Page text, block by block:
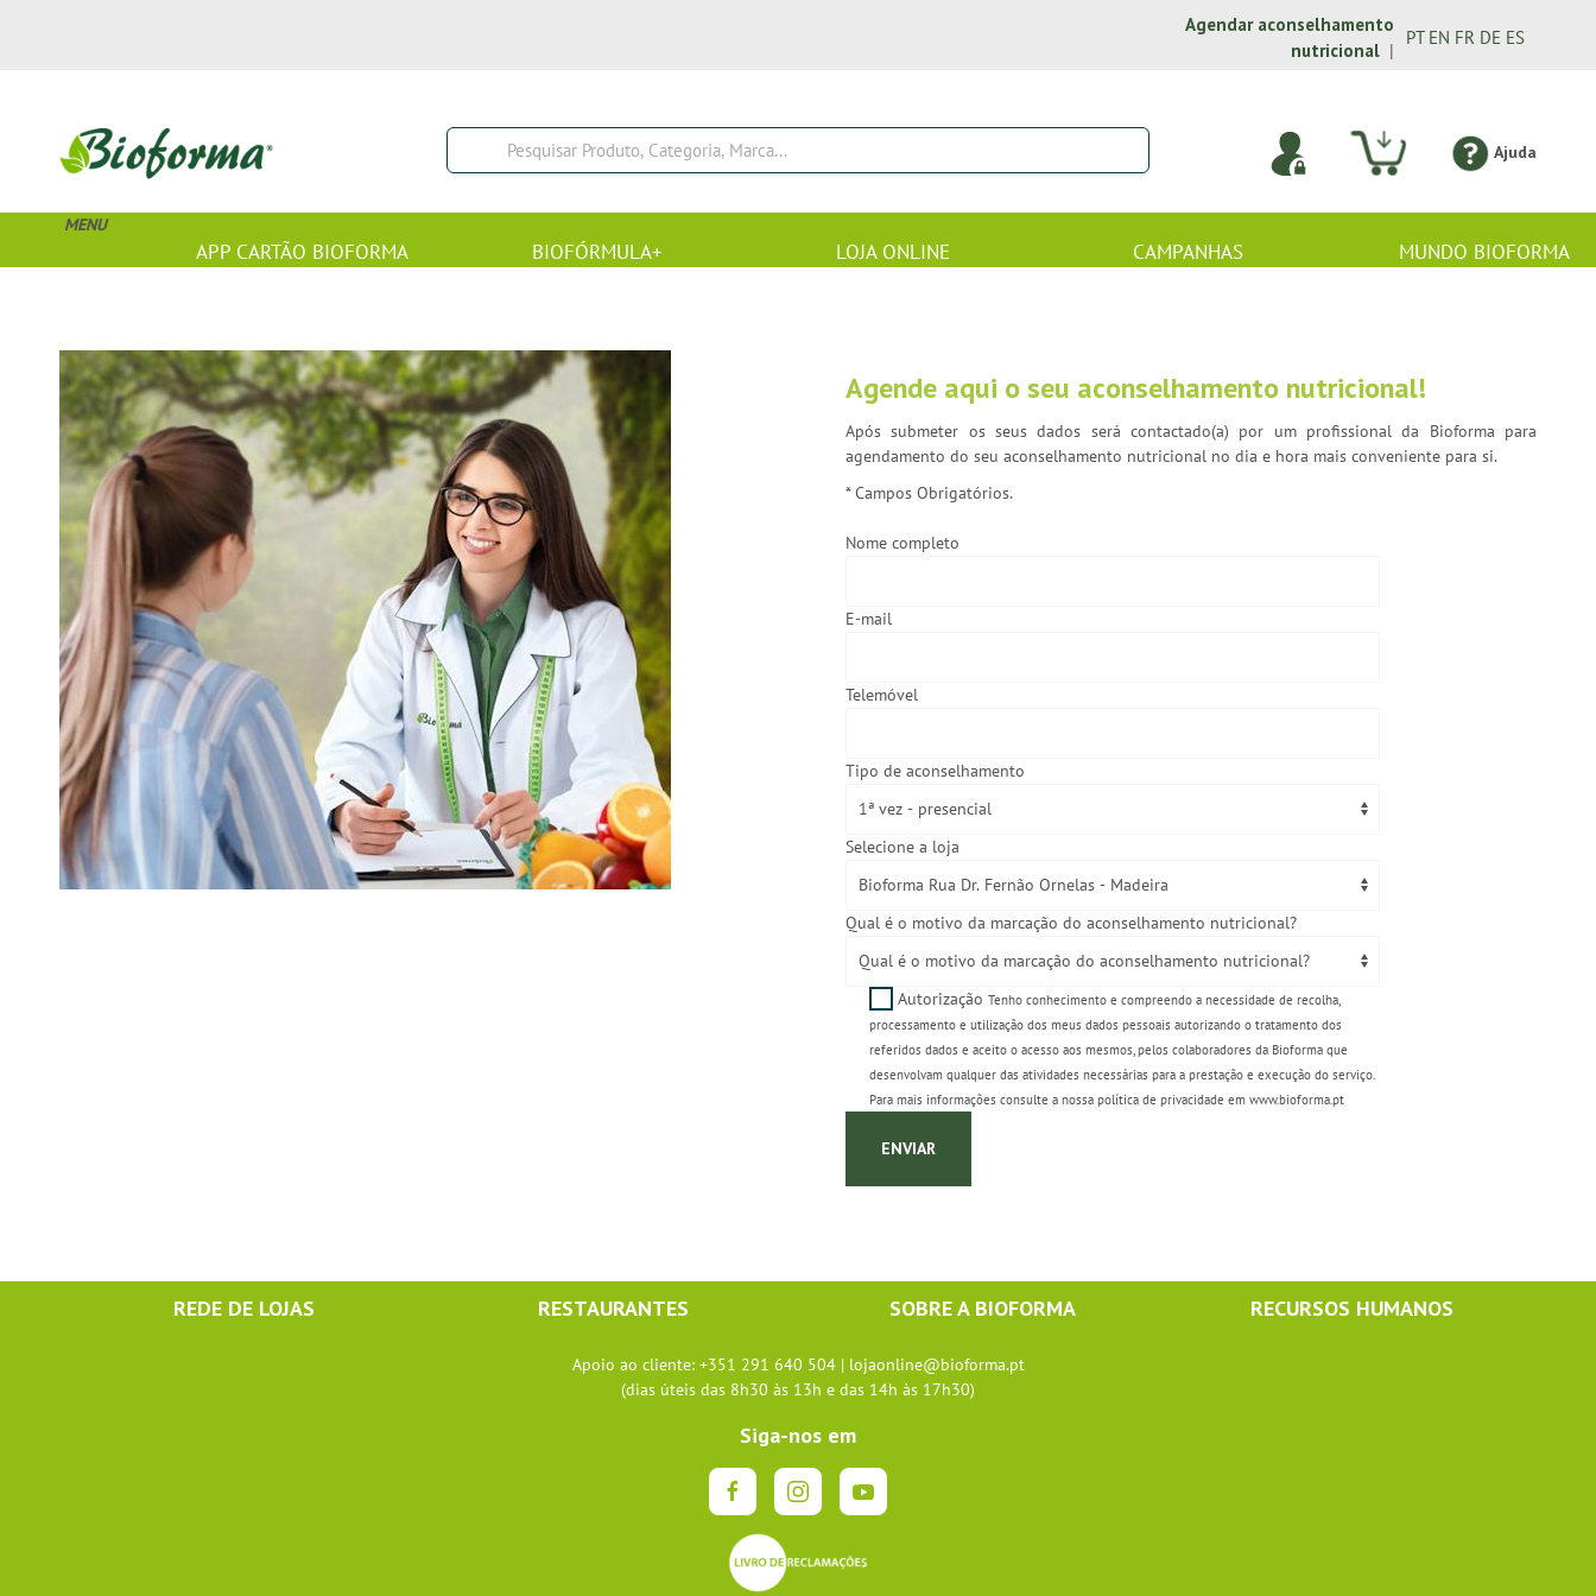
Agendar aconselhamento
nutricional |
PT EN FR DE ES
Ajuda
MENU
APP CARTÃO BIOFORMA BIOFÓRMULA+ LOJA ONLINE CAMPANHAS MUNDO BIOFORMA
Agende aqui o seu aconselhamento nutricional!
Após submeter os seus dados será contactado(a) por um profissional da Bioforma para
agendamento do seu aconselhamento nutricional no dia e hora mais conveniente para si.
* Campos Obrigatórios.
Nome completo
E-mail
Telemóvel
Tipo de aconselhamento
Selecione a loja
Qual é o motivo da marcação do aconselhamento nutricional?
Autorização Tenho conhecimento e compreendo a necessidade de recolha,
processamento e utilização dos meus dados pessoais autorizando o tratamento dos
referidos dados e aceito o acesso aos mesmos, pelos colaboradores da Bioforma que
desenvolvam qualquer das atividades necessárias para a prestação e execução do serviço.
Para mais informações consulte a nossa política de privacidade em www.bioforma.pt
ENVIAR
REDE DE LOJAS RESTAURANTES SOBRE A BIOFORMA RECURSOS HUMANOS
Apoio ao cliente: +351 291 640 504 | lojaonline@bioforma.pt
(dias úteis das 8h30 às 13h e das 14h às 17h30)
Siga-nos em